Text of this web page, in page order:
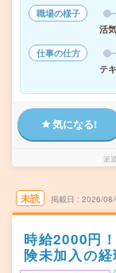
職場の様子
活
仕事の仕方
テ
気になる!
派
未読 掲載日 2026/
時給2000円
険未加入の